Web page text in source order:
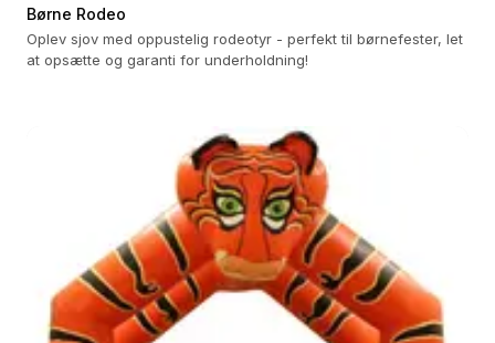
Børne Rodeo
Oplev sjov med oppustelig rodeotyr - perfekt til børnefester, let
at opsætte og garanti for underholdning!